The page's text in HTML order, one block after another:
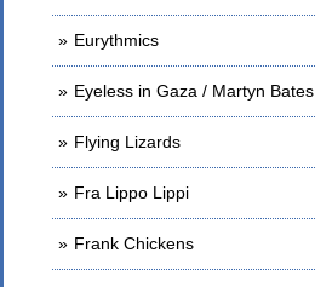
Eurythmics
Eyeless in Gaza / Martyn Bates
Flying Lizards
Fra Lippo Lippi
Frank Chickens